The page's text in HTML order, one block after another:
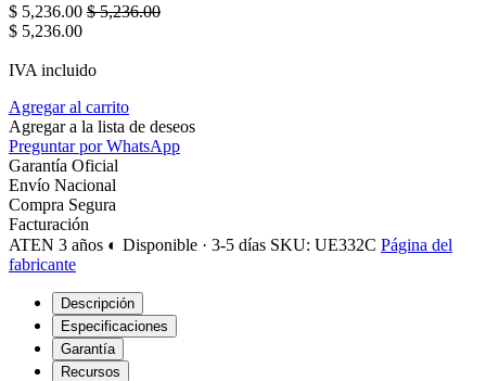
$ 5,236.00 $5,236.00
$ 5,236.00
IVA incluido
Agregar al carrito
Agregar a la lista de deseos
Preguntar por WhatsApp
Garantía Oficial
Envío Nacional
Compra Segura
Facturación
ATEN 3 años ◐ Disponible · 3-5 días SKU: UE332C Página del
fabricante
Descripción
Especificaciones
Garantía
Recursos